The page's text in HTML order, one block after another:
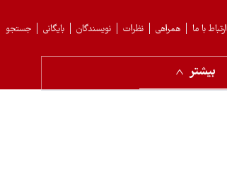
جستجو بایگانی نویسندگان نظرات همراهی ارتباط با ما
بیشتر